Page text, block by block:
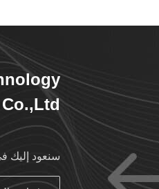
Co.,Ltd
سنعود